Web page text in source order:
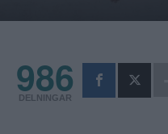
986
DELNINGAR